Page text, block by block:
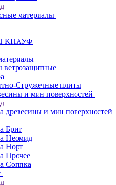
материалы
КНАУФ
ветрозащитные
Стружечные плиты
и мин поверхностей
древесины и мин поверхностей
Брит
Неомид
Норт
Прочее
Соппка